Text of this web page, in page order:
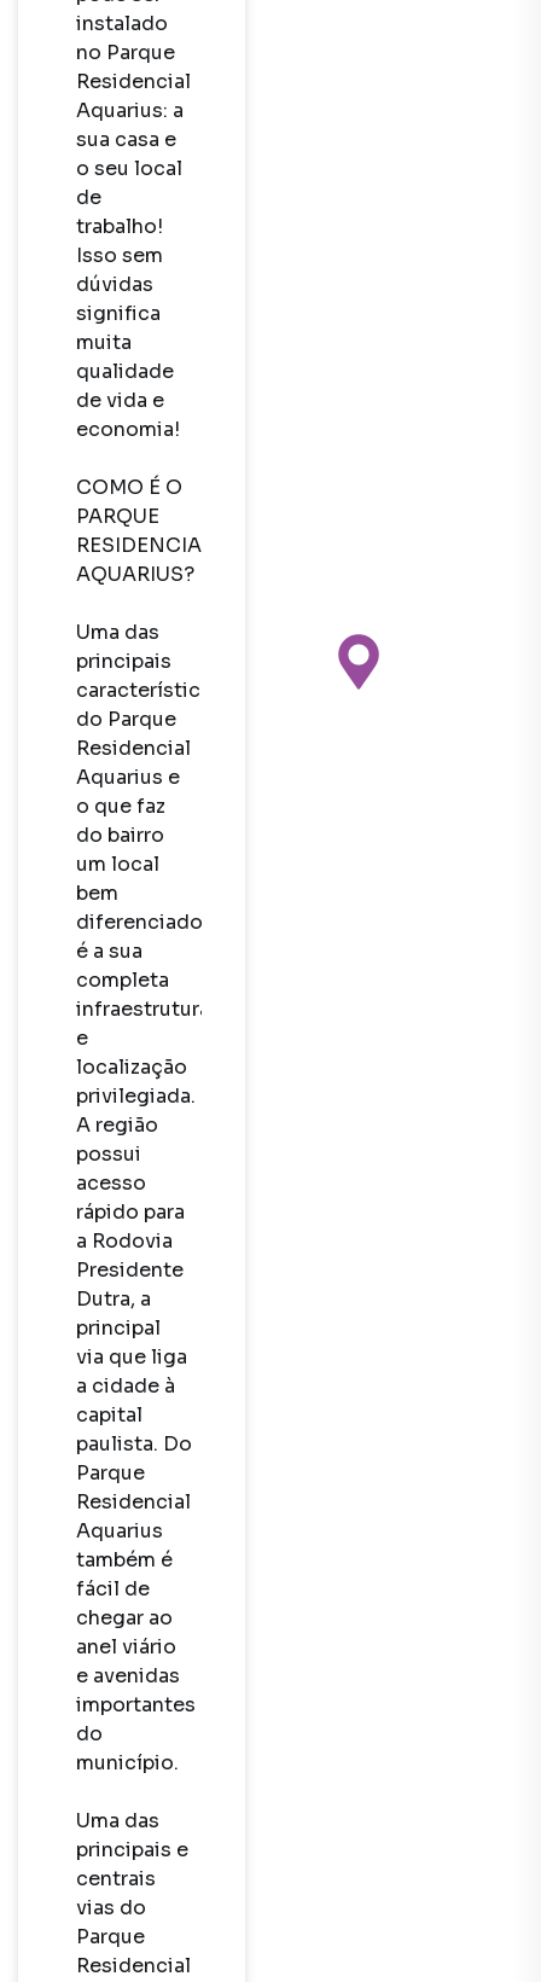
instalado
no Parque
Residencial
Aquarius: a
sua casa e
o seu local
de
trabalho!
Isso sem
dúvidas
significa
muita
qualidade
de vida e
economia!
COMO É O
PARQUE
RESIDENCIAL
AQUARIUS?
Uma das
principais
características
do Parque
Residencial
Aquarius e
o que faz
do bairro
um local
bem
diferenciado
é a sua
completa
infraestrutura
e
localização
privilegiada.
A região
possui
acesso
rápido para
a Rodovia
Presidente
Dutra, a
principal
via que liga
a cidade à
capital
paulista. Do
Parque
Residencial
Aquarius
também é
fácil de
chegar ao
anel viário
e avenidas
importantes
do
município.
Uma das
principais e
centrais
vias do
Parque
Residencial